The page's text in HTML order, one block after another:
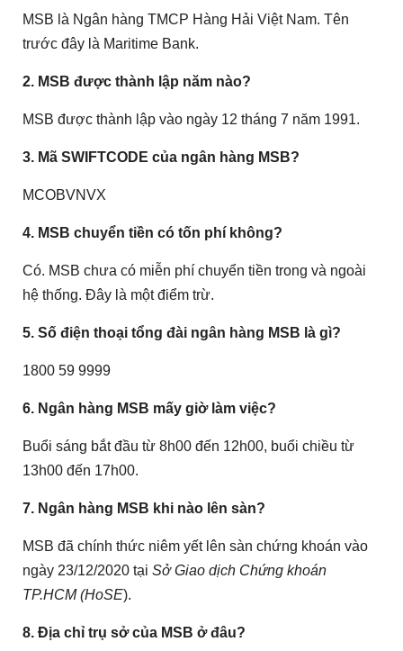
MSB là Ngân hàng TMCP Hàng Hải Việt Nam. Tên
trước đây là Maritime Bank.
2. MSB được thành lập năm nào?
MSB được thành lập vào ngày 12 tháng 7 năm 1991.
3. Mã SWIFTCODE của ngân hàng MSB?
MCOBVNVX
4. MSB chuyển tiền có tốn phí không?
Có. MSB chưa có miễn phí chuyển tiền trong và ngoài
hệ thống. Đây là một điểm trừ.
5. Số điện thoại tổng đài ngân hàng MSB là gì?
1800 59 9999
6. Ngân hàng MSB mấy giờ làm việc?
Buổi sáng bắt đầu từ 8h00 đến 12h00, buổi chiều từ
13h00 đến 17h00.
7. Ngân hàng MSB khi nào lên sàn?
MSB đã chính thức niêm yết lên sàn chứng khoán vào
ngày 23/12/2020 tại Sở Giao dịch Chứng khoán
TP.HCM (HoSE).
8. Địa chỉ trụ sở của MSB ở đâu?